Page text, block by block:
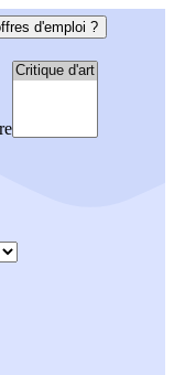
d'emploi ?